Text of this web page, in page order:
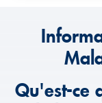
Qu'est-ce